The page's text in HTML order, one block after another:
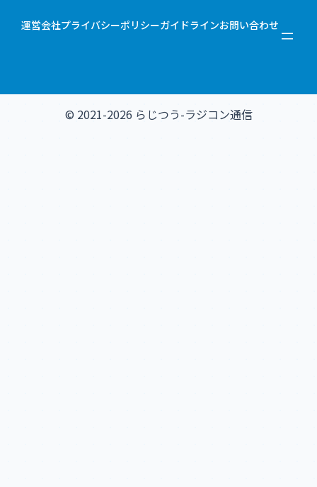
運営会社プライバシーポリシーガイドラインお問い合わせ
© 2021-2026 らじつう-ラジコン通信